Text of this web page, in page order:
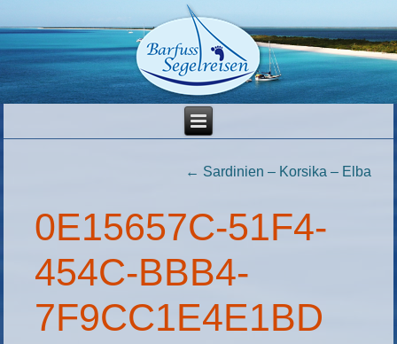
← Sardinien – Korsika – Elba
0E15657C-51F4-
454C-BBB4-
7F9CC1E4E1BD